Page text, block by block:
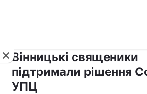
Вінницькі священики
підтримали рішення
УПЦ